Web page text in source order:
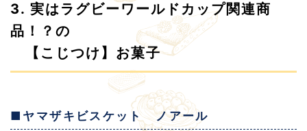
3. 実はラグビーワールドカップ関連商
品！？の
【こじつけ】お菓子
■ヤマザキビスケット ノアール